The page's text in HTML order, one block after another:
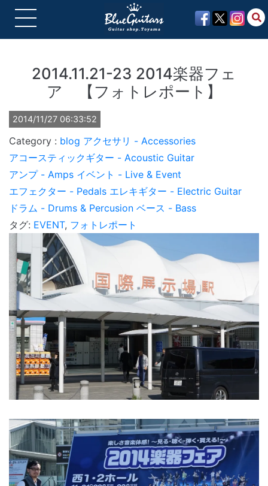
2014.11.21-23 2014楽器フェ
ア 【フォトレポート】
2014/11/27 06:33:52
blog アクセサリ - Accessories
アコースティックギター - Acoustic Guitar
アンプ - Amps イベント - Live & Event
エフェクター - Pedals エレキギター - Electric Guitar
ドラム - Drums & Percusion ベース - Bass
タグ: EVENT, フォトレポート